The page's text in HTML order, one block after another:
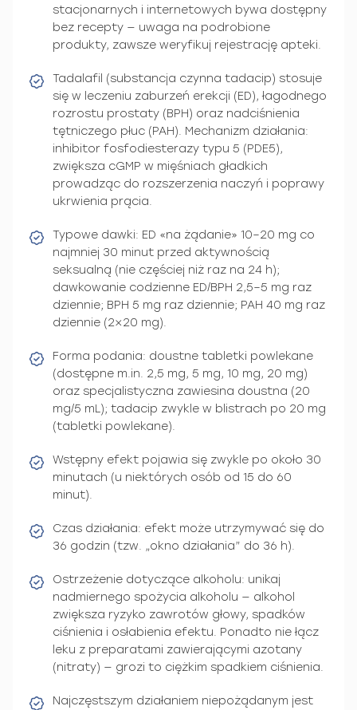
stacjonarnych i internetowych bywa dostępny
bez recepty — uwaga na podrobione
produkty, zawsze weryfikuj rejestrację apteki.
Tadalafil (substancja czynna tadacip) stosuje
się w leczeniu zaburzeń erekcji (ED), łagodnego
rozrostu prostaty (BPH) oraz nadciśnienia
tętniczego płuc (PAH). Mechanizm działania:
inhibitor fosfodiesterazy typu 5 (PDE5),
zwiększa cGMP w mięśniach gładkich
prowadząc do rozszerzenia naczyń i poprawy
ukrwienia prącia.
Typowe dawki: ED «na żądanie» 10–20 mg co
najmniej 30 minut przed aktywnością
seksualną (nie częściej niż raz na 24 h);
dawkowanie codzienne ED/BPH 2,5–5 mg raz
dziennie; BPH 5 mg raz dziennie; PAH 40 mg raz
dziennie (2×20 mg).
Forma podania: doustne tabletki powlekane
(dostępne m.in. 2,5 mg, 5 mg, 10 mg, 20 mg)
oraz specjalistyczna zawiesina doustna (20
mg/5 mL); tadacip zwykle w blistrach po 20 mg
(tabletki powlekane).
Wstępny efekt pojawia się zwykle po około 30
minutach (u niektórych osób od 15 do 60
minut).
Czas działania: efekt może utrzymywać się do
36 godzin (tzw. „okno działania” do 36 h).
Ostrzeżenie dotyczące alkoholu: unikaj
nadmiernego spożycia alkoholu — alkohol
zwiększa ryzyko zawrotów głowy, spadków
ciśnienia i osłabienia efektu. Ponadto nie łącz
leku z preparatami zawierającymi azotany
(nitraty) — grozi to ciężkim spadkiem ciśnienia.
Najczęstszym działaniem niepożądanym jest